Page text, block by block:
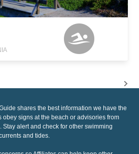
shares the best information we have the
obey signs at the beach or advisories from
alert and check for other swimming
and tides.